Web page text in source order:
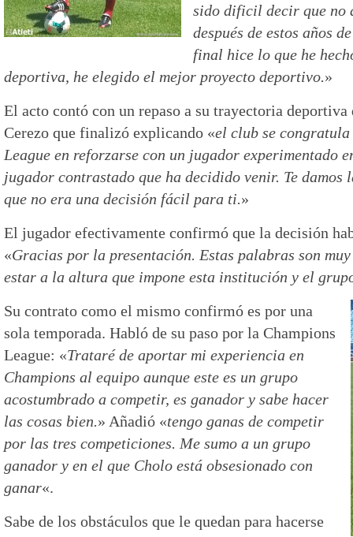
sido dificil decir que no
después de estos años
final hice lo que he
deportiva, he elegido el mejor proyecto deportivo.»
El acto contó con un repaso a su trayectoria deportiva
Cerezo que finalizó explicando «el club se congratula
League en reforzarse con un jugador experimentado
jugador contrastado que ha decidido venir. Te damos
que no era una decisión fácil para ti.»
El jugador efectivamente confirmó que la decisión
«Gracias por la presentación. Estas palabras son
estar a la altura que impone esta institución y el
Su contrato como el mismo confirmó es por una
sola temporada. Habló de su paso por la Champions
League: «Trataré de aportar mi experiencia en
Champions al equipo aunque este es un grupo
acostumbrado a competir, es ganador y sabe hacer
las cosas bien.» Añadió «tengo ganas de competir
por las tres competiciones. Me sumo a un grupo
ganador y en el que Cholo está obsesionado con
ganar«.
Sabe de los obstáculos que le quedan para hacerse